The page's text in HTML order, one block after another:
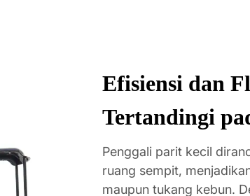
Efisiensi dan
Tertandingi
Penggali parit kecil
ruang sempit,
maupun tukang kebun.